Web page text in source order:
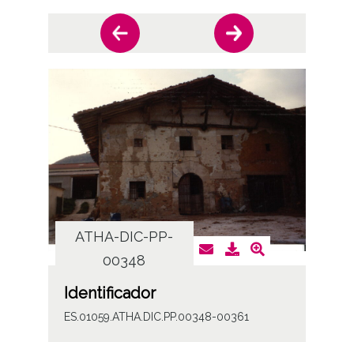
ATHA-DIC-PP-
00348
Identificador
ES.01059.ATHA.DIC.PP.00348-00361